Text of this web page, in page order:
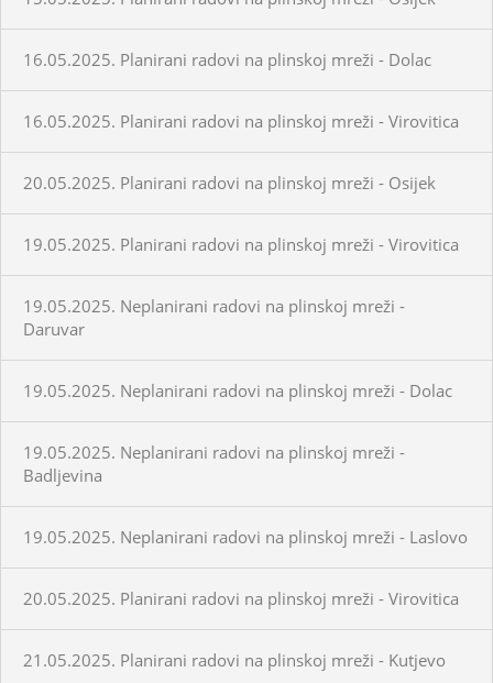
16.05.2025. Planirani radovi na plinskoj mreži - Dolac
16.05.2025. Planirani radovi na plinskoj mreži - Virovitica
20.05.2025. Planirani radovi na plinskoj mreži - Osijek
19.05.2025. Planirani radovi na plinskoj mreži - Virovitica
19.05.2025. Neplanirani radovi na plinskoj mreži -
Daruvar
19.05.2025. Neplanirani radovi na plinskoj mreži - Dolac
19.05.2025. Neplanirani radovi na plinskoj mreži -
Badljevina
19.05.2025. Neplanirani radovi na plinskoj mreži - Laslovo
20.05.2025. Planirani radovi na plinskoj mreži - Virovitica
21.05.2025. Planirani radovi na plinskoj mreži - Kutjevo